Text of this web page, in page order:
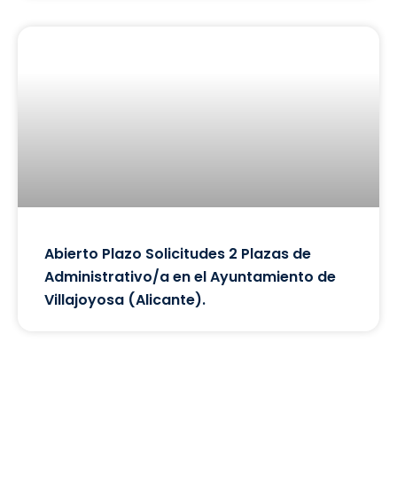
Abierto Plazo Solicitudes 2 Plazas de
Administrativo/a en el Ayuntamiento de
Villajoyosa (Alicante).